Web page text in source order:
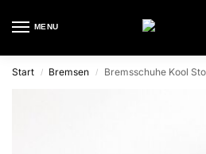
MENU
Start / Bremsen / Bremsschuhe Kool